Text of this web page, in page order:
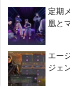
定期
凰と
エー
ジェ